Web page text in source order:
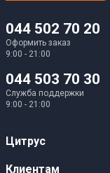
044 502 70 20
Оформить заказ
9:00 - 21:00
044 503 70 30
Служба поддержки
9:00 - 21:00
Цитрус
Карьера
Клиентам